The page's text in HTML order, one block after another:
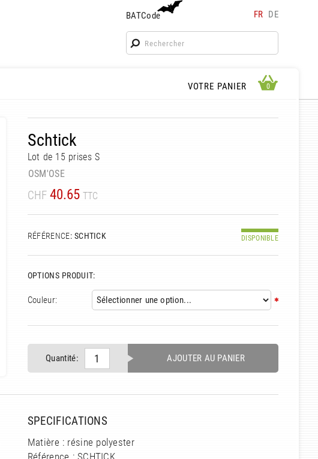
BATCode FR DE
BATCode
Rentrez votre BATCode et validez
VOTRE PANIER 0 0
Schtick
Lot de 15 prises S
OSM'OSE
CHF 40.65 TTC
RÉFÉRENCE: SCHTICK DISPONIBLE
OPTIONS PRODUIT:
Couleur:
Quantité: AJOUTER AU PANIER
SPECIFICATIONS
Matière : résine polyester